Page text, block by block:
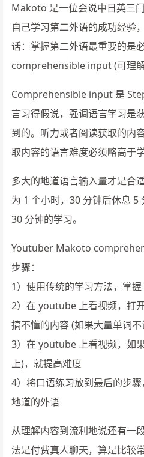
Makoto 是一位会说中日英三
自己学习第二外语的成功经验
话：掌握第二外语最重要的是
comprehensible input (可理解
Comprehensible input 是
言习得假说，强调语言学习是
到的。听力或者阅读获取的内
取内容的语言难度必须略高于
多大的地道语言输入量才是合
为 1 个小时，30 分钟后休息 5
30 分钟的学习。
Youtuber Makoto
步骤：
1）使用传统的学习方法，掌
2）在 youtube 上看视频，打
搞不懂的内容 (如果大量单词
3）在 youtube 上看视频，如
上)，就提高难度
4）将口语练习放到最后的步
地道的外语
从理解内容到流利地说还有一
法是付费真人聊天，算是比较